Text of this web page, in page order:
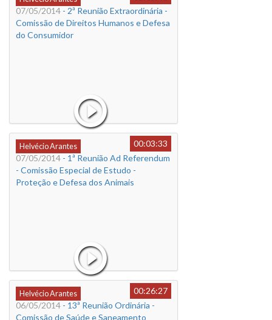
07/05/2014 - 2ª Reunião Extraordinária -
Comissão de Direitos Humanos e Defesa
do Consumidor
Helvécio Arantes
00:03:33
07/05/2014 - 1ª Reunião Ad Referendum
- Comissão Especial de Estudo -
Proteção e Defesa dos Animais
Helvécio Arantes
00:26:27
06/05/2014 - 13ª Reunião Ordinária -
Comissão de Saúde e Saneamento